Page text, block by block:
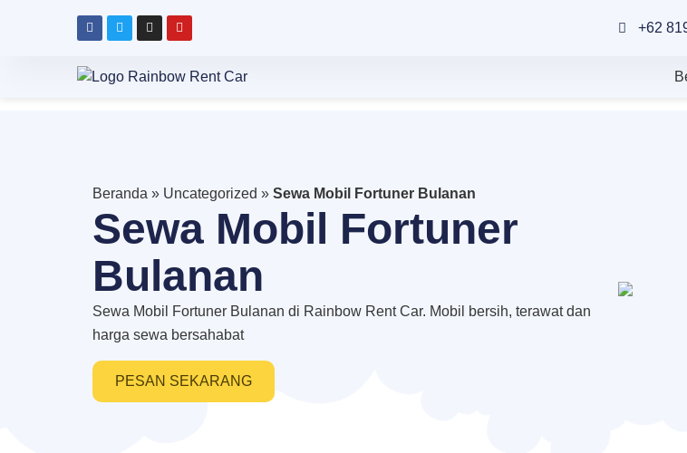
+62
Beranda » Uncategorized » Sewa Mobil Fortuner Bulanan
Sewa Mobil Fortuner
Bulanan
Sewa Mobil Fortuner Bulanan di Rainbow Rent Car. Mobil bersih, terawat dan
harga sewa bersahabat
PESAN SEKARANG